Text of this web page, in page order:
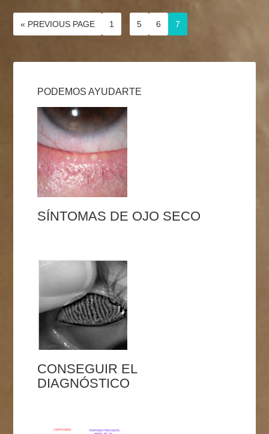
« PREVIOUS PAGE 1 … 5 6 7
PODEMOS AYUDARTE
SÍNTOMAS DE OJO SECO
CONSEGUIR EL
DIAGNÓSTICO